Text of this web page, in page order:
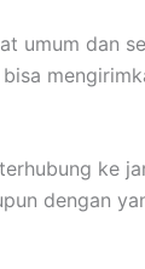
umum dan
ke
dengan